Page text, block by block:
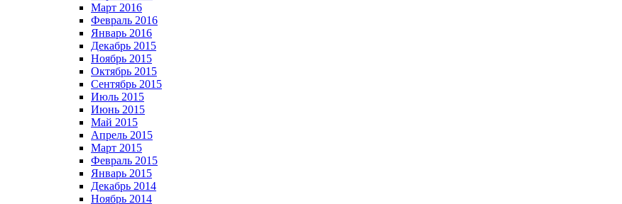
Март 2016
Февраль 2016
Январь 2016
Декабрь 2015
Ноябрь 2015
Октябрь 2015
Сентябрь 2015
Июль 2015
Июнь 2015
Май 2015
Апрель 2015
Март 2015
Февраль 2015
Январь 2015
Декабрь 2014
Ноябрь 2014